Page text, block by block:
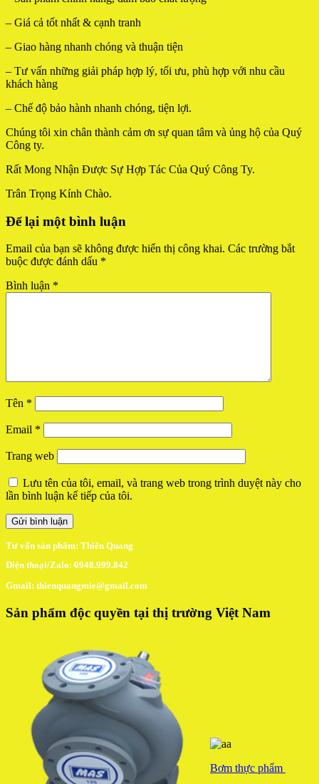
– Giá cả tốt nhất & cạnh tranh
– Giao hàng nhanh chóng và thuận tiện
– Tư vấn những giải pháp hợp lý, tối ưu, phù hợp với nhu cầu
khách hàng
– Chế độ bảo hành nhanh chóng, tiện lợi.
Chúng tôi xin chân thành cảm ơn sự quan tâm và ủng hộ của Quý
Công ty.
Rất Mong Nhận Được Sự Hợp Tác Của Quý Công Ty.
Trân Trọng Kính Chào.
Để lại một bình luận
Email của bạn sẽ không được hiển thị công khai. Các trường bắt
buộc được đánh dấu *
Bình luận *
Tên *
Email *
Trang web
Lưu tên của tôi, email, và trang web trong trình duyệt này cho
lần bình luận kế tiếp của tôi.
Tư vấn sản phẩm: Thiên Quang
Điện thoại/Zalo: 0948.999.842
Gmail: thienquangmie@gmail.com
Sản phẩm độc quyền tại thị trường Việt Nam
Bơm thực phẩm